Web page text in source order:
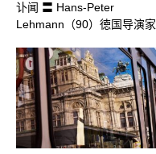
讣闻 〓 Hans-Peter
Lehmann（90）徳国导演家